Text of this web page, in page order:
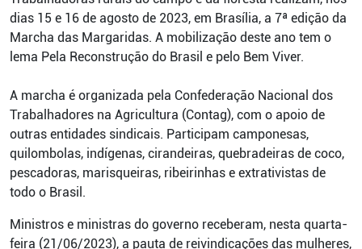
dias 15 e 16 de agosto de 2023, em Brasília, a 7ª edição da
Marcha das Margaridas. A mobilização deste ano tem o
lema Pela Reconstrução do Brasil e pelo Bem Viver.
A marcha é organizada pela Confederação Nacional dos
Trabalhadores na Agricultura (Contag), com o apoio de
outras entidades sindicais. Participam camponesas,
quilombolas, indígenas, cirandeiras, quebradeiras de coco,
pescadoras, marisqueiras, ribeirinhas e extrativistas de
todo o Brasil.
Ministros e ministras do governo receberam, nesta quarta-
feira (21/06/2023), a pauta de reivindicações das mulheres,